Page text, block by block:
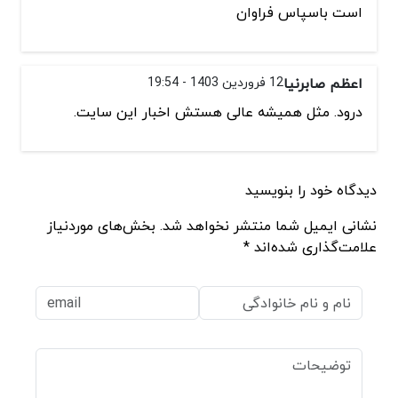
است باسپاس فراوان
اعظم صابرنیا12 فروردین 1403 - 19:54
درود. مثل همیشه عالی هستش اخبار این سایت.
دیدگاه خود را بنویسید
نشانی ایمیل شما منتشر نخواهد شد. بخش‌های موردنیاز
علامت‌گذاری شده‌اند *